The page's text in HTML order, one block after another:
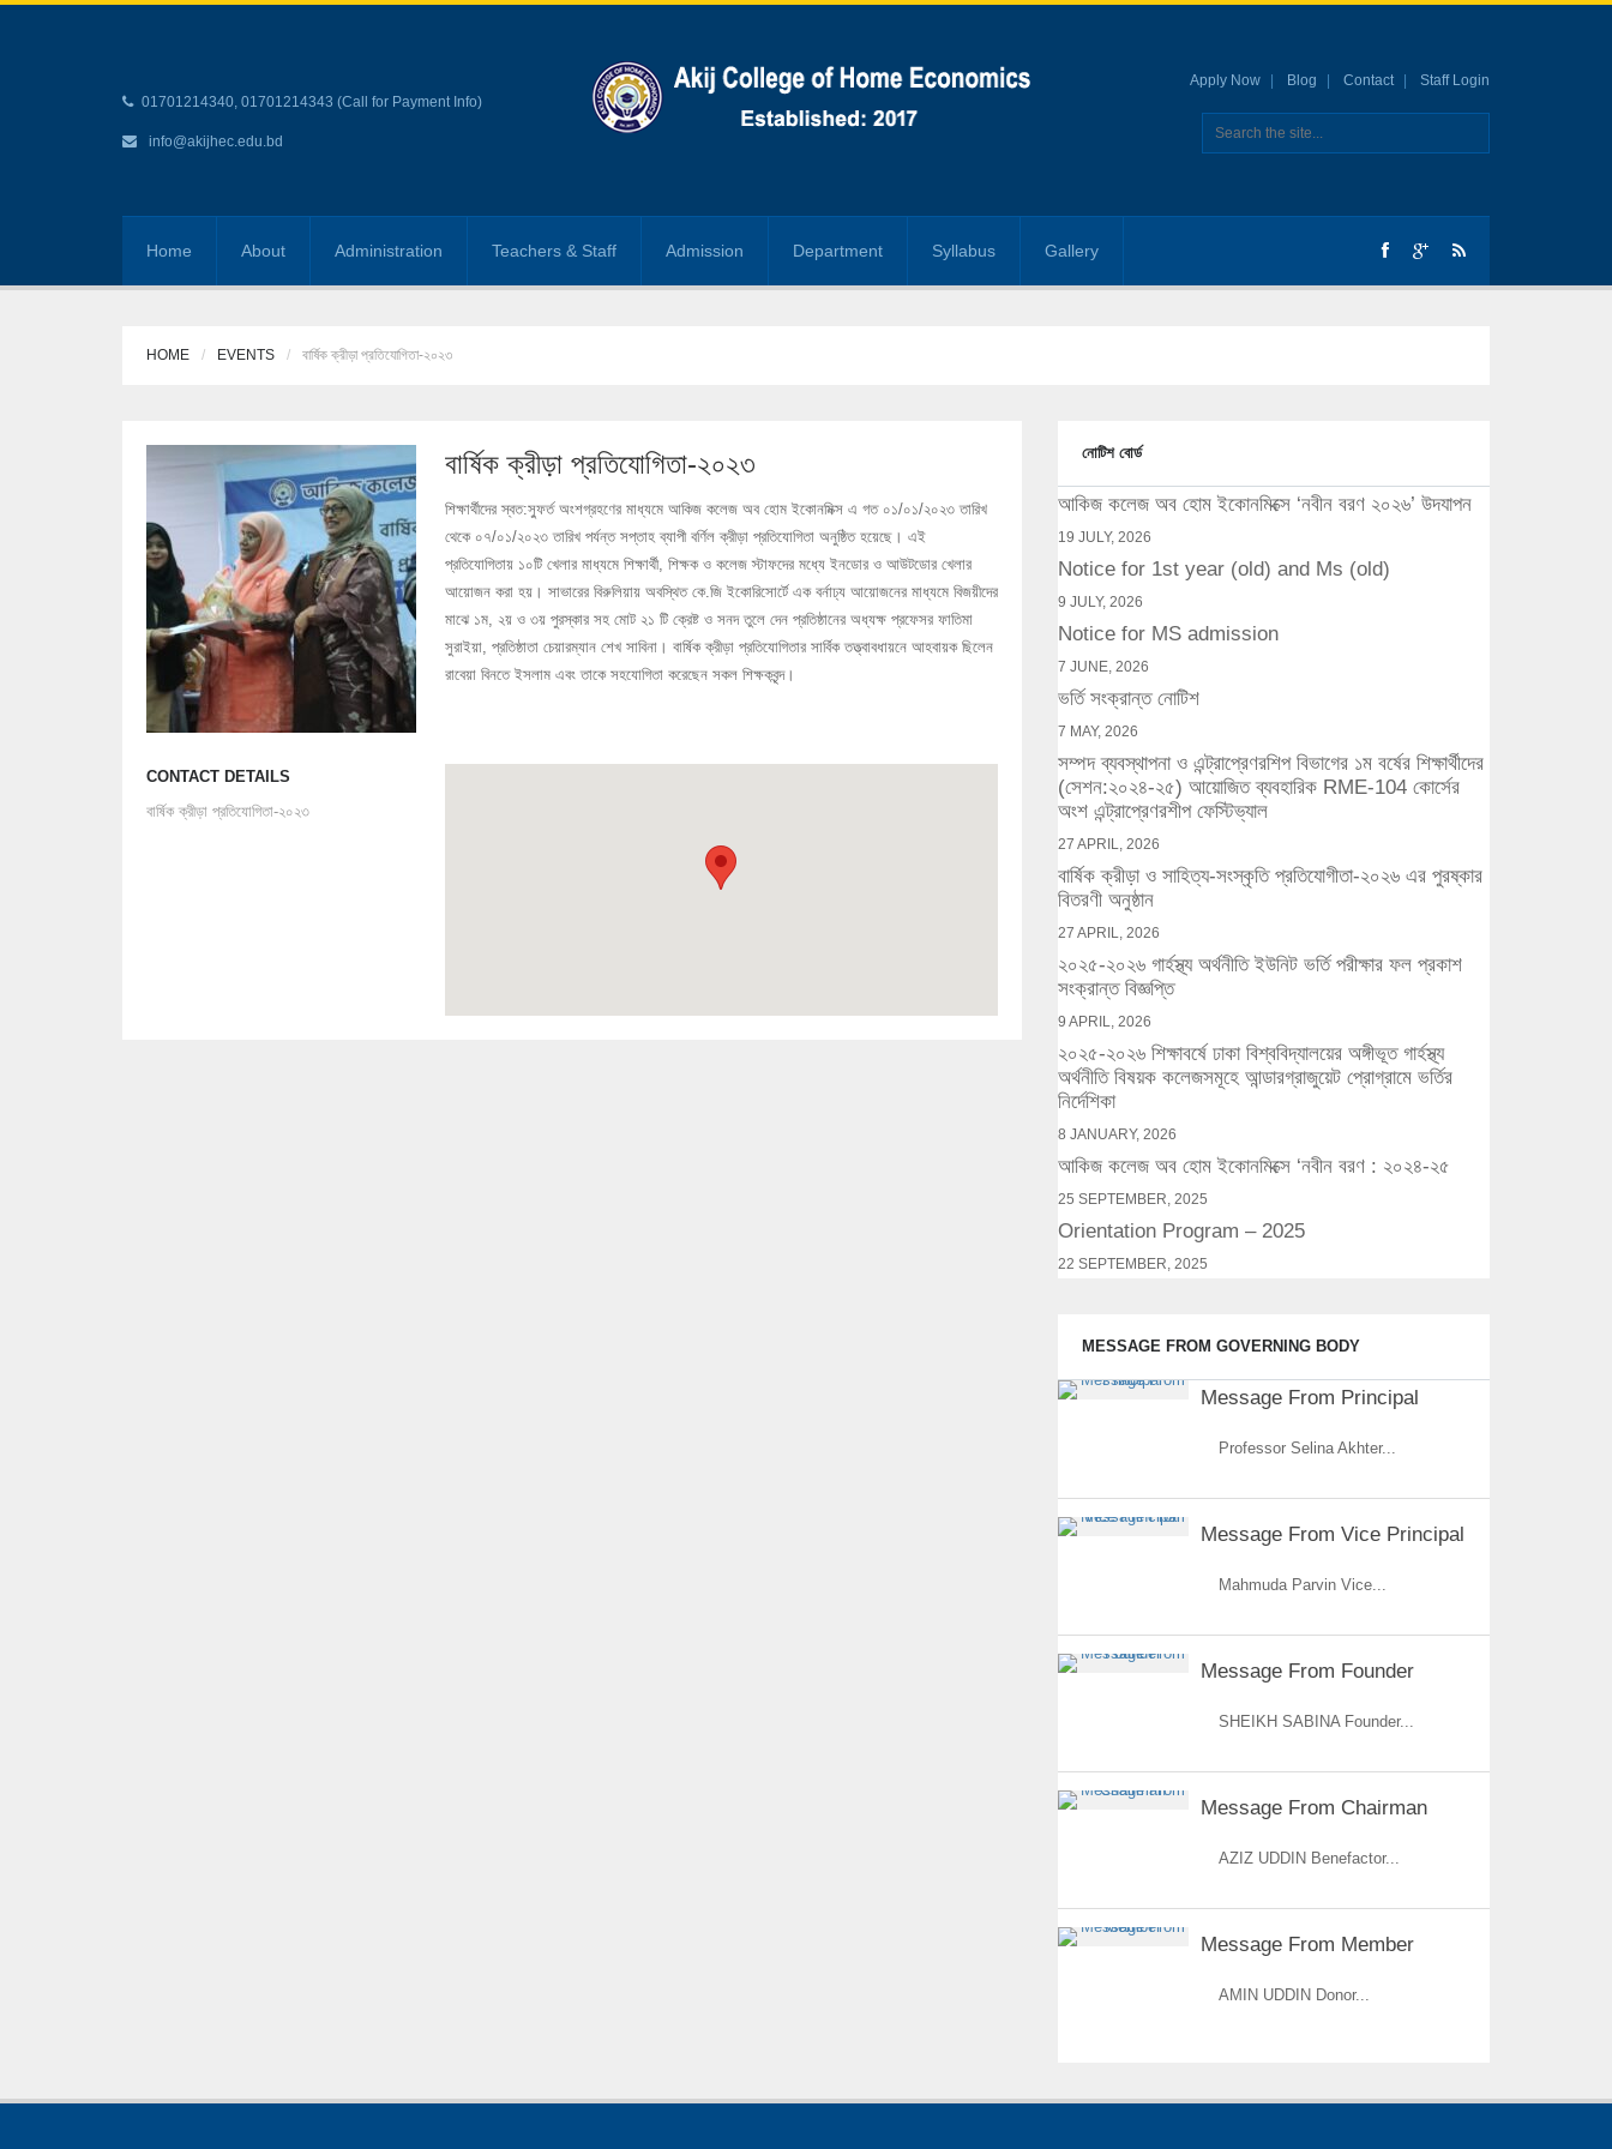
01701214340, 01701214343 (Call for Payment Info)
info@akijhec.edu.bd
Apply Now Blog Contact Staff Login
Home About Administration Teachers & Staff Admission Department Syllabus Gallery
HOME EVENTS বার্ষিক ক্রীড়া প্রতিযোগিতা-২০২৩
CONTACT DETAILS
বার্ষিক ক্রীড়া প্রতিযোগিতা-২০২৩
বার্ষিক ক্রীড়া প্রতিযোগিতা-২০২৩
শিক্ষার্থীদের স্বত:স্ফুর্ত অংশগ্রহণের মাধ্যমে আকিজ কলেজ অব হোম ইকোনমিক্স এ গত ০১/০১/২০২৩ তারিখ
থেকে ০৭/০১/২০২৩ তারিখ পর্যন্ত সপ্তাহ ব্যাপী বর্ণিল ক্রীড়া প্রতিযোগিতা অনুষ্ঠিত হয়েছে। এই
প্রতিযোগিতায় ১০টি খেলার মাধ্যমে শিক্ষার্থী, শিক্ষক ও কলেজ স্টাফদের মধ্যে ইনডোর ও আউটডোর খেলার
আয়োজন করা হয়। সাভারের বিরুলিয়ায় অবস্থিত কে.জি ইকোরিসোর্টে এক বর্নাঢ্য আয়োজনের মাধ্যমে বিজয়ীদের
মাঝে ১ম, ২য় ও ৩য় পুরস্কার সহ মোট ২১ টি ক্রেষ্ট ও সনদ তুলে দেন প্রতিষ্ঠানের অধ্যক্ষ প্রফেসর ফাতিমা
সুরাইয়া, প্রতিষ্ঠাতা চেয়ারম্যান শেখ সাবিনা। বার্ষিক ক্রীড়া প্রতিযোগিতার সার্বিক তত্ত্বাবধায়নে আহবায়ক ছিলেন
রাবেয়া বিনতে ইসলাম এবং তাকে সহযোগিতা করেছেন সকল শিক্ষকবৃন্দ।
নোটিশ বোর্ড
আকিজ কলেজ অব হোম ইকোনমিক্সে ‘নবীন বরণ ২০২৬’ উদযাপন
19 JULY, 2026
Notice for 1st year (old) and Ms (old)
9 JULY, 2026
Notice for MS admission
7 JUNE, 2026
ভর্তি সংক্রান্ত নোটিশ
7 MAY, 2026
সম্পদ ব্যবস্থাপনা ও এন্ট্রাপ্রেণরশিপ বিভাগের ১ম বর্ষের শিক্ষার্থীদের
(সেশন:২০২৪-২৫) আয়োজিত ব্যবহারিক RME-104 কোর্সের
অংশ এন্ট্রাপ্রেণরশীপ ফেস্টিভ্যাল
27 APRIL, 2026
বার্ষিক ক্রীড়া ও সাহিত্য-সংস্কৃতি প্রতিযোগীতা-২০২৬ এর পুরষ্কার
বিতরণী অনুষ্ঠান
27 APRIL, 2026
২০২৫-২০২৬ গার্হস্থ্য অর্থনীতি ইউনিট ভর্তি পরীক্ষার ফল প্রকাশ
সংক্রান্ত বিজ্ঞপ্তি
9 APRIL, 2026
২০২৫-২০২৬ শিক্ষাবর্ষে ঢাকা বিশ্ববিদ্যালয়ের অঙ্গীভূত গার্হস্থ্য
অর্থনীতি বিষয়ক কলেজসমূহে আন্ডারগ্রাজুয়েট প্রোগ্রামে ভর্তির
নির্দেশিকা
8 JANUARY, 2026
আকিজ কলেজ অব হোম ইকোনমিক্সে ‘নবীন বরণ : ২০২৪-২৫
25 SEPTEMBER, 2025
Orientation Program – 2025
22 SEPTEMBER, 2025
MESSAGE FROM GOVERNING BODY
Message From Principal
Professor Selina Akhter...
Message From Vice Principal
Mahmuda Parvin Vice...
Message From Founder
SHEIKH SABINA Founder...
Message From Chairman
AZIZ UDDIN Benefactor...
Message From Member
AMIN UDDIN Donor...